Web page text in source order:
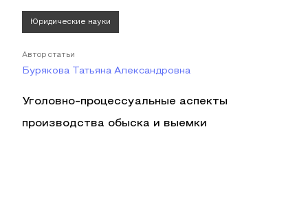
Юридические науки
Автор статьи
Бурякова Татьяна Александровна
Уголовно-процессуальные аспекты
производства обыска и выемки